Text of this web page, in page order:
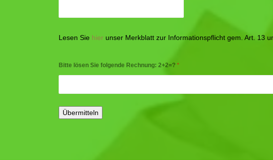
Lesen Sie hier unser Merkblatt zur Informationspflicht gem. Art. 13
Bitte lösen Sie folgende Rechnung: 2+2=? *